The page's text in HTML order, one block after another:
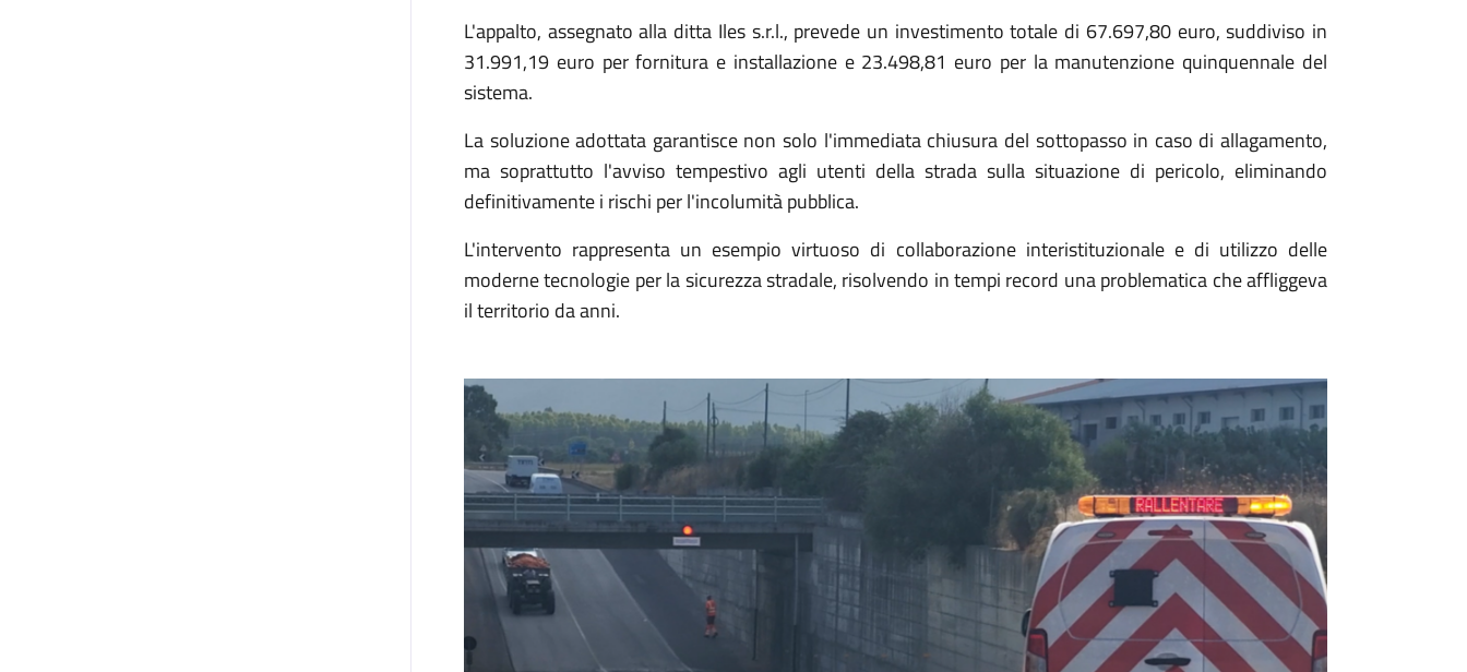
L'appalto, assegnato alla ditta Iles s.r.l., prevede un investimento totale di 67.697,80 euro, suddiviso in
31.991,19 euro per fornitura e installazione e 23.498,81 euro per la manutenzione quinquennale del
sistema.
La soluzione adottata garantisce non solo l'immediata chiusura del sottopasso in caso di allagamento,
ma soprattutto l'avviso tempestivo agli utenti della strada sulla situazione di pericolo, eliminando
definitivamente i rischi per l'incolumità pubblica.
L'intervento rappresenta un esempio virtuoso di collaborazione interistituzionale e di utilizzo delle
moderne tecnologie per la sicurezza stradale, risolvendo in tempi record una problematica che affliggeva
il territorio da anni.